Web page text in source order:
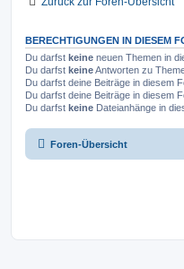
BERECHTIGUNGEN IN DIESEM
Du darfst keine neuen Themen in
Du darfst keineAntworten zu
Du darfst deine Beiträge in diesem
Du darfst deine Beiträge in diesem
Du darfst keine Dateianhänge in
Foren-Übersicht